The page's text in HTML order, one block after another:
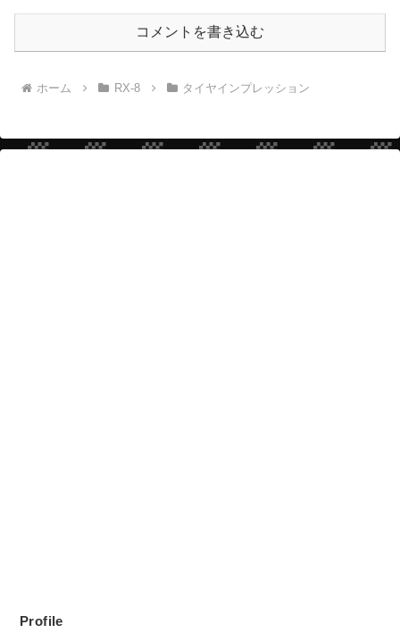
コメントを書き込む
ホーム RX-8 タイヤインプレッション
Profile